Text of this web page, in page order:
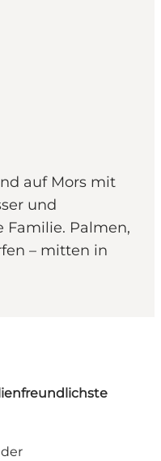
auf Mors mit
und
Familie. Palmen,
– mitten in